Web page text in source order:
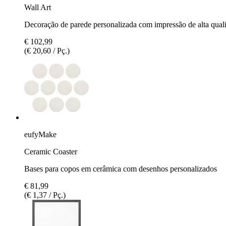
Wall Art
Decoração de parede personalizada com impressão de alta
€ 102,99
(€ 20,60 / Pç.)
eufyMake
Ceramic Coaster
Bases para copos em cerâmica com desenhos personalizados
€ 81,99
(€ 1,37 / Pç.)